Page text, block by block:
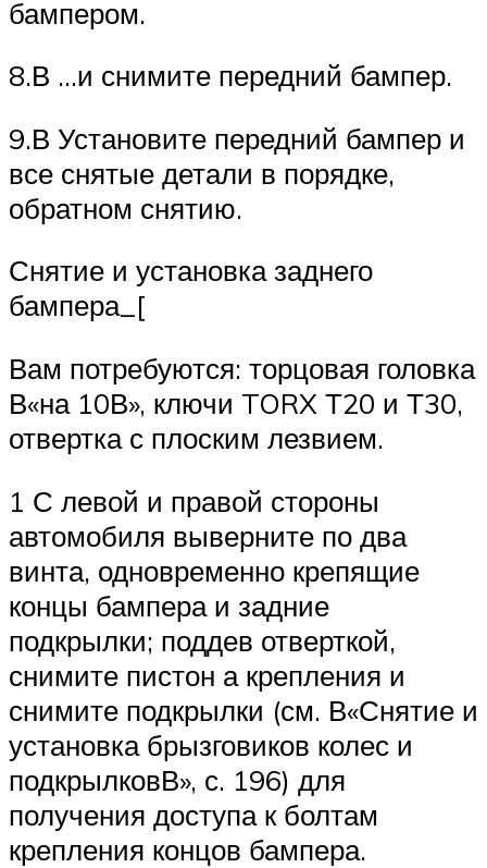
бампером.
8.В …и снимите передний бампер.
9.В Установите передний бампер и
все снятые детали в порядке,
обратном снятию.
Снятие и установка заднего
бампера_[
Вам потребуются: торцовая головка
В«на 10В», ключи TORX Т20 и Т30,
отвертка с плоским лезвием.
1 С левой и правой стороны
автомобиля выверните по два
винта, одновременно крепящие
концы бампера и задние
подкрылки; поддев отверткой,
снимите пистон а крепления и
снимите подкрылки (см. В«Снятие и
установка брызговиков колес и
подкрылковВ», с. 196) для
получения доступа к болтам
крепления концов бампера.